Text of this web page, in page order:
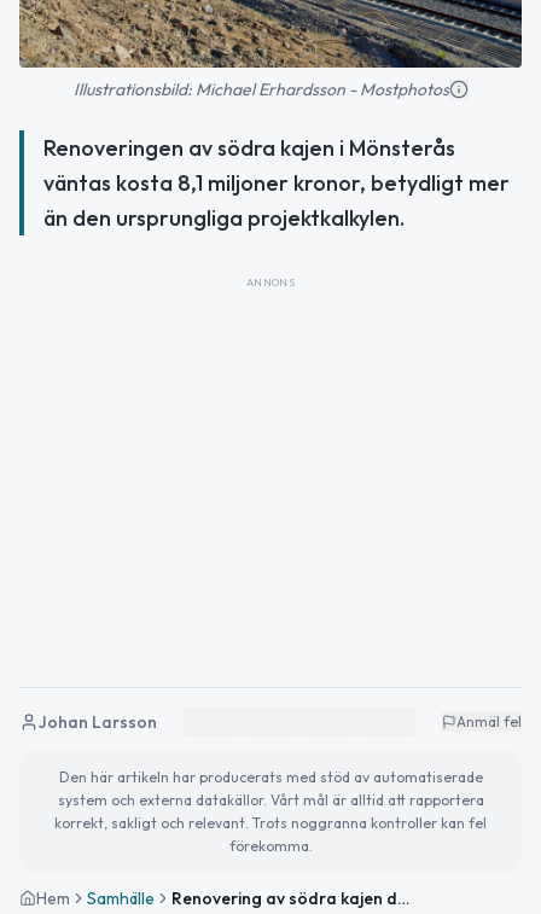
Illustrationsbild: Michael Erhardsson - Mostphotos
Renoveringen av södra kajen i Mönsterås
väntas kosta 8,1 miljoner kronor, betydligt mer
än den ursprungliga projektkalkylen.
ANNONS
Johan Larsson Anmäl fel
Den här artikeln har producerats med stöd av automatiserade
system och externa datakällor. Vårt mål är alltid att rapportera
korrekt, sakligt och relevant. Trots noggranna kontroller kan fel
förekomma.
Hem Samhälle Renovering av södra kajen dyrare i Mönsterås